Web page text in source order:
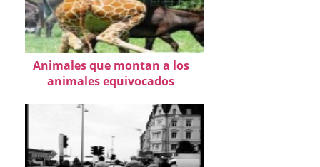
Animales que montan a los
animales equivocados